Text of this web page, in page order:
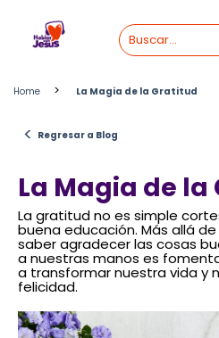
content
Home > La Magia de la Gratitud
< Regresar a Blog
La Magia de
La gratitud no es simple
buena educación. Más allá
saber agradecer las cosas
a nuestras manos es
a transformar nuestra vida y
felicidad.